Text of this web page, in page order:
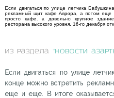
Если двигаться по улице летчика
рекламный щит кафе Аврора, а потом еще
просто кафе, а довольно крупное
ресторана высокого уровня, 16-го декабря
из раздела "Новости
Если двигаться по улице
конце можно встретить
еще и еще. В итоге